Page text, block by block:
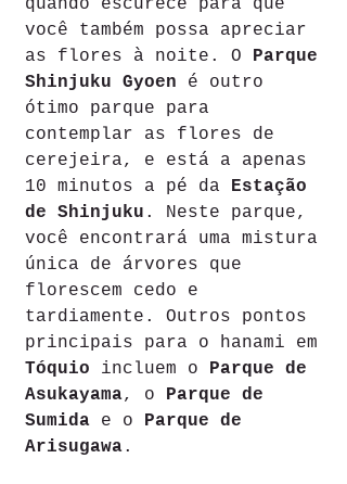
você também possa apreciar
as flores à noite. O
Parque
Shinjuku Gyoen é outro
ótimo parque para
contemplar as flores de
cerejeira, e está a apenas
10 minutos a pé da
Estação
de Shinjuku . Neste parque,
você encontrará uma mistura
única de árvores que
florescem cedo e
tardiamente. Outros pontos
principais para o hanami em
Tóquio incluem o
Parque de
Asukayama, o
Parque de
Sumida e o
Parque de
Arisugawa.